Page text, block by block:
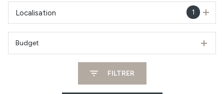
1
Localisation
Budget
FILTRER